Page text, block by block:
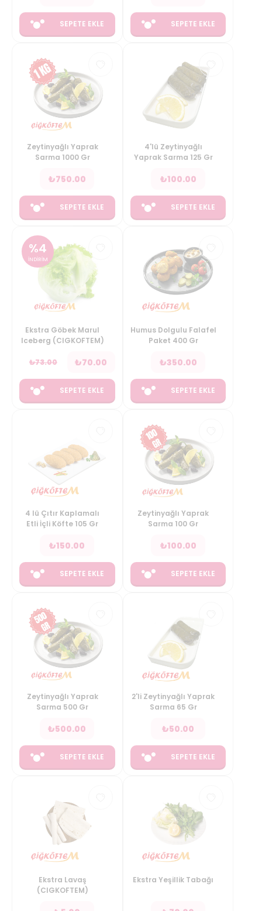
SEPETE EKLE SEPETE EKLE
Zeytinyağlı Yaprak
Sarma 1000 Gr
₺750.00
SEPETE EKLE
4'lü Zeytinyağlı
Yaprak Sarma 125 Gr
₺100.00
SEPETE EKLE
%4
İNDİRİM
Ekstra Göbek Marul
Iceberg (CIGKOFTEM)
₺73.00 ₺70.00
SEPETE EKLE
Humus Dolgulu Falafel
Paket 400 Gr
₺350.00
SEPETE EKLE
4 lü Çıtır Kaplamalı
Etli İçli Köfte 105 Gr
₺150.00
SEPETE EKLE
Zeytinyağlı Yaprak
Sarma 100 Gr
₺100.00
SEPETE EKLE
Zeytinyağlı Yaprak
Sarma 500 Gr
₺500.00
SEPETE EKLE
2'li Zeytinyağlı Yaprak
Sarma 65 Gr
₺50.00
SEPETE EKLE
Ekstra Lavaş
(CIGKOFTEM)
Ekstra Yeşillik Tabağı